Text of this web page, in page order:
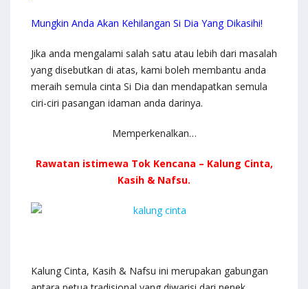
Mungkin Anda Akan Kehilangan Si Dia Yang Dikasihi!
Jika anda mengalami salah satu atau lebih dari masalah
yang disebutkan di atas, kami boleh membantu anda
meraih semula cinta Si Dia dan mendapatkan semula
ciri-ciri pasangan idaman anda darinya.
Memperkenalkan…
Rawatan istimewa Tok Kencana – Kalung Cinta,
Kasih & Nafsu.
Kalung Cinta, Kasih & Nafsu ini merupakan gabungan